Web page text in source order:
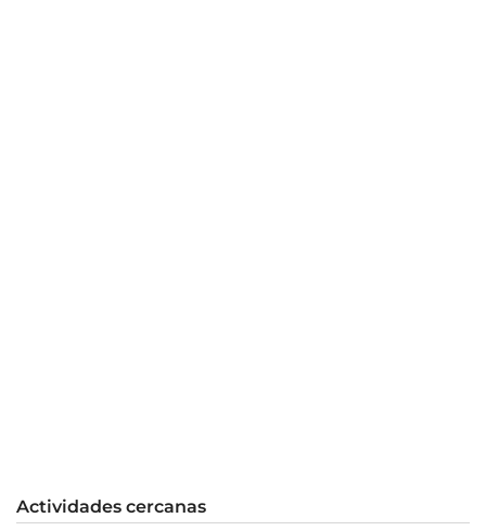
Actividades cercanas